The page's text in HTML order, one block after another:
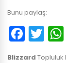
Bunu paylaş:
Blizzard Topluluk